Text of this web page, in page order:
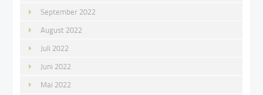
September 2022
August 2022
Juli 2022
Juni 2022
Mai 2022